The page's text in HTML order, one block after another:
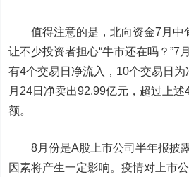
值得注意的是，北向资金7月中
让不少投资者担心“牛市还在吗？”7
有4个交易日净流入，10个交易日
月24日净卖出92.99亿元，超过上
额。
8月份是A股上市公司半年报披
因素将产生一定影响。疫情对上市